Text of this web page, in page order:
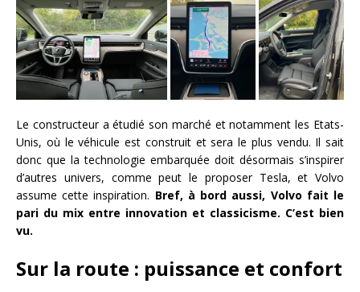
Le constructeur a étudié son marché et notamment les Etats-
Unis, où le véhicule est construit et sera le plus vendu. Il sait
donc que la technologie embarquée doit désormais s’inspirer
d’autres univers, comme peut le proposer Tesla, et Volvo
assume cette inspiration. Bref, à bord aussi, Volvo fait le
pari du mix entre innovation et classicisme. C’est bien
vu.
Sur la route : puissance et confort